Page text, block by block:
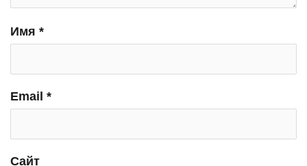
Имя *
Email *
Сайт